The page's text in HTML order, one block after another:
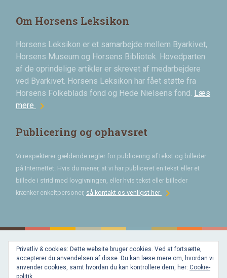
Om Horsens Leksikon
Horsens Leksikon er et samarbejde mellem Byarkivet,
Horsens Museum og Horsens Bibliotek. Hovedparten
af de oprindelige artikler er skrevet af medarbejdere
ved Byarkivet. Horsens Leksikon har fået støtte fra
Horsens Folkeblads fond og Hede Nielsens fond. Læs
mere chevron_right
Publicering og ophavsret
Vi respekterer gældende regler for publicering af tekst og billeder
på Internettet. Hvis du mener, at vi har publiceret en tekst eller et
billede i strid med lovgivningen, eller hvis tekst eller billeder
krænker enkeltpersoner, så kontakt os venligst herchevron_right
Bygget med
WordPressog
favoriteaf
Privatliv & cookies: Dette website bruger cookies. Ved at fortsætte,
accepterer du anvendelsen af disse. Du kan læse mere om, hvordan vi
anvender cookies, samt hvordan du kan kontrollere dem, her: Cookie-
politik